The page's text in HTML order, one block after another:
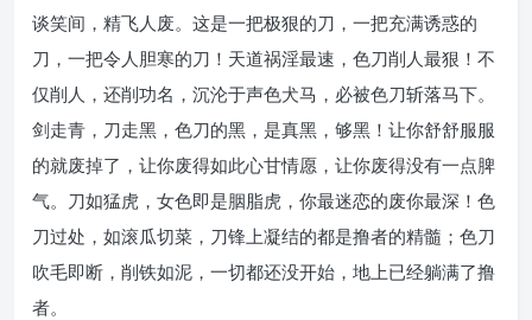
谈笑间，精飞人废。这是一把极狠的刀，一把充满诱惑的
刀，一把令人胆寒的刀！天道祸淫最速，色刀削人最狠！不
仅削人，还削功名，沉沦于声色犬马，必被色刀斩落马下。
剑走青，刀走黑，色刀的黑，是真黑，够黑！让你舒舒服服
的就废掉了，让你废得如此心甘情愿，让你废得没有一点脾
气。刀如猛虎，女色即是胭脂虎，你最迷恋的废你最深！色
刀过处，如滚瓜切菜，刀锋上凝结的都是撸者的精髓；色刀
吹毛即断，削铁如泥，一切都还没开始，地上已经躺满了撸
者。